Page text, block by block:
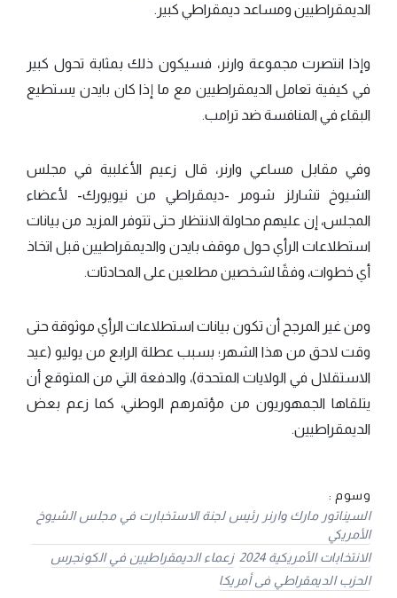
الديمقراطيين ومساعد ديمقراطي كبير.
وإذا انتصرت مجموعة وارنر، فسيكون ذلك بمثابة تحول كبير
في كيفية تعامل الديمقراطيين مع ما إذا كان بايدن يستطيع
البقاء في المنافسة ضد ترامب.
وفي مقابل مساعي وارنر، قال زعيم الأغلبية في مجلس
الشيوخ تشارلز شومر -ديمقراطي من نيويورك- لأعضاء
المجلس، إن عليهم محاولة الانتظار حتى تتوفر المزيد من بيانات
استطلاعات الرأي حول موقف بايدن والديمقراطيين قبل اتخاذ
أي خطوات، وفقًا لشخصين مطلعين على المحادثات.
ومن غير المرجح أن تكون بيانات استطلاعات الرأي موثوقة حتى
وقت لاحق من هذا الشهر؛ بسبب عطلة الرابع من يوليو (عيد
الاستقلال في الولايات المتحدة)، والدفعة التي من المتوقع أن
يتلقاها الجمهوريون من مؤتمرهم الوطني، كما زعم بعض
الديمقراطيين.
وسوم :
السيناتور مارك وارنر رئيس لجنة الاستخبارت في مجلس الشيوخ
الأمريكي
الانتخابات الأمريكية 2024
زعماء الديمقراطيين في الكونجرس
الحزب الديمقراطي فى أمريكا